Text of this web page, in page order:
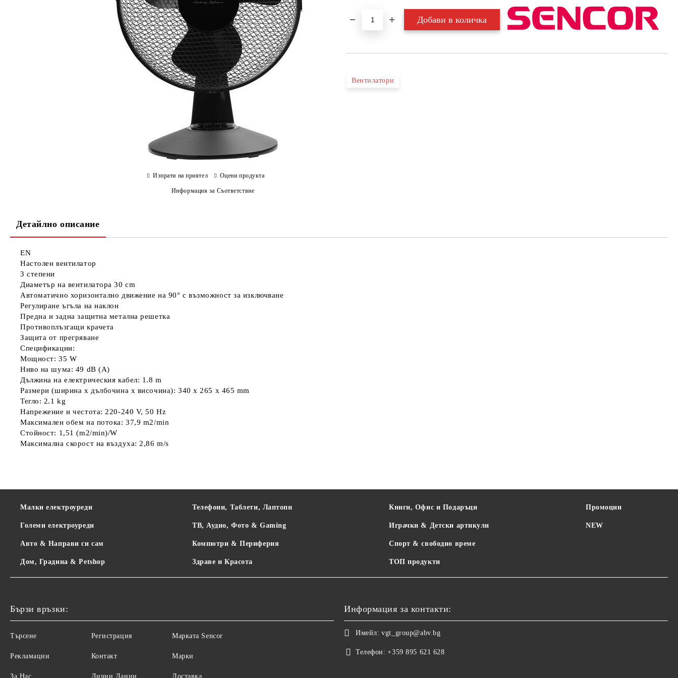
Вентилатори
Изпрати на приятел Оцени продукта
Информация за Съответствие
Детайлно описание
EN
Настолен вентилатор
3 степени
Диаметър на вентилатора 30 cm
Автоматично хоризонтално движение на 90° с възможност за изключване
Регулиране ъгъла на наклон
Предна и задна защитна метална решетка
Противоплъзгащи крачета
Защита от прегряване
Спецификации:
Мощност: 35 W
Ниво на шума: 49 dB (A)
Дължина на електрическия кабел: 1.8 m
Размери (ширина х дълбочина х височина): 340 x 265 x 465 mm
Тегло: 2.1 kg
Напрежение и честота: 220-240 V, 50 Hz
Максимален обем на потока: 37,9 m2/min
Стойност: 1,51 (m2/min)/W
Максимална скорост на въздуха: 2,86 m/s
Малки електроуреди
Големи електроуреди
Авто & Направи си сам
Дом, Градина & Petshop
Телефони, Таблети, Лаптопи
ТВ, Аудио, Фото & Gaming
Компютри & Периферия
Здраве и Красота
Книги, Офис и Подаръци
Играчки & Детски артикули
Спорт & свободно време
ТОП продукти
Промоции
NEW
Бързи връзки:
Търсене
Рекламации
За Нас
Регистрация
Контакт
Лични Данни
Maрката Sencor
Марки
Доставка
Информация за контакти:
Имейл: vgt_group@abv.bg
Телефон: +359 895 621 628